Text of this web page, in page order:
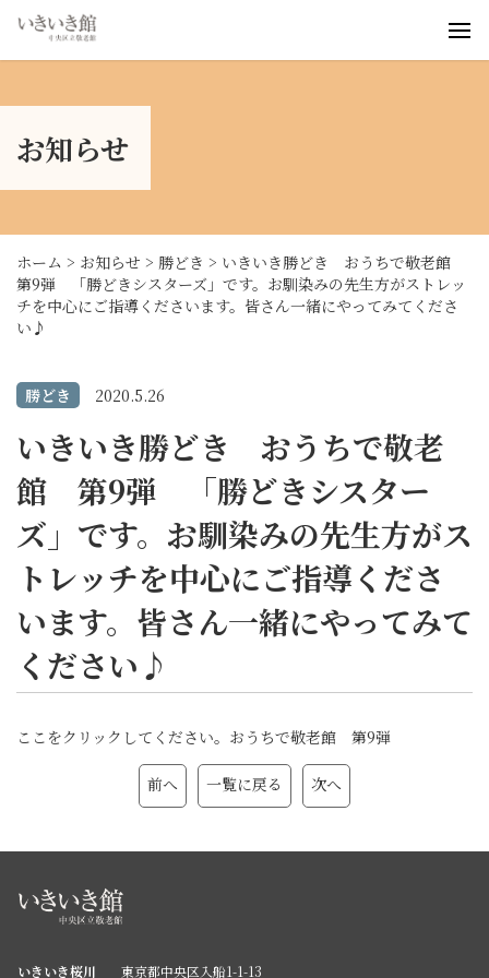
お知らせ
ホーム > お知らせ > 勝どき > いきいき勝どき おうちで敬老館
第9弾 「勝どきシスターズ」です。お馴染みの先生方がストレッ
チを中心にご指導くださいます。皆さん一緒にやってみてくださ
い♪
勝どき 2020.5.26
いきいき勝どき おうちで敬老
館 第9弾 「勝どきシスター
ズ」です。お馴染みの先生方がス
トレッチを中心にご指導くださ
います。皆さん一緒にやってみて
ください♪
ここをクリックしてください。おうちで敬老館 第9弾
前へ 一覧に戻る 次へ
いきいき桜川 東京都中央区入船1-1-13